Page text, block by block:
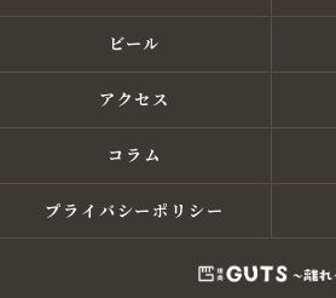
ビール
アクセス
コラム
プライバシーポリシー